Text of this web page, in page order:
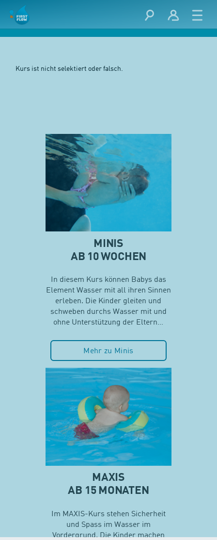
Kurs ist nicht selektiert oder falsch.
MINIS
AB 10 WOCHEN
In diesem Kurs können Babys das
Element Wasser mit all ihren Sinnen
erleben. Die Kinder gleiten und
schweben durchs Wasser mit und
ohne Unterstützung der Eltern…
Mehr zu Minis
MAXIS
AB 15 MONATEN
Im MAXIS-Kurs stehen Sicherheit
und Spass im Wasser im
Vordergrund. Die Kinder machen